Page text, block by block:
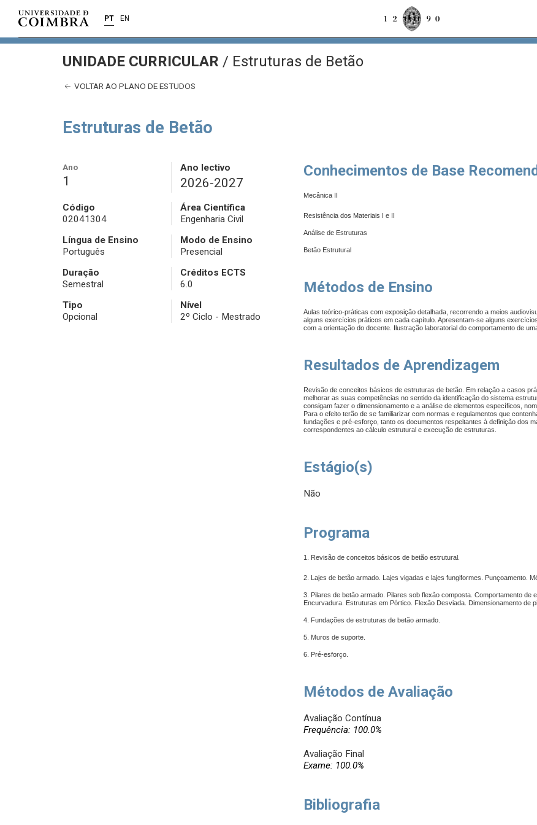
PT EN
UNIDADE CURRICULAR / Estruturas de Betão
VOLTAR AO PLANO DE ESTUDOS
Estruturas de Betão
Ano
1
Ano lectivo
2026-2027
Código
02041304
Área Científica
Engenharia Civil
Língua de Ensino
Português
Modo de Ensino
Presencial
Duração
Semestral
Créditos ECTS
6.0
Tipo
Opcional
Nível
2º Ciclo - Mestrado
Conhecimentos de Base
Mecânica II
Resistência dos Materiais I e II
Análise de Estruturas
Betão Estrutural
Métodos de Ensino
Aulas teórico-práticas com exposição detalhada, recorrendo a meios
alguns exercícios práticos em cada capítulo. Apresentam-se alguns
com a orientação do docente. Ilustração laboratorial do comportamento de
Resultados de Aprendizagem
Revisão de conceitos básicos de estruturas de betão. Em relação a casos
melhorar as suas competências no sentido da identificação do sistema
consigam fazer o dimensionamento e a análise de elementos específicos,
Para o efeito terão de se familiarizar com normas e regulamentos que
fundações e pré-esforço, tanto os documentos respeitantes à definição dos
correspondentes ao cálculo estrutural e execução de estruturas.
Estágio(s)
Não
Programa
1. Revisão de conceitos básicos de betão estrutural.
2. Lajes de betão armado. Lajes vigadas e lajes fungiformes. Punçoamento.
3. Pilares de betão armado. Pilares sob flexão composta. Comportamento
Encurvadura. Estruturas em Pórtico. Flexão Desviada. Dimensionamento de
4. Fundações de estruturas de betão armado.
5. Muros de suporte.
6. Pré-esforço.
Métodos de Avaliação
Avaliação Contínua
Frequência: 100.0%
Avaliação Final
Exame: 100.0%
Bibliografia